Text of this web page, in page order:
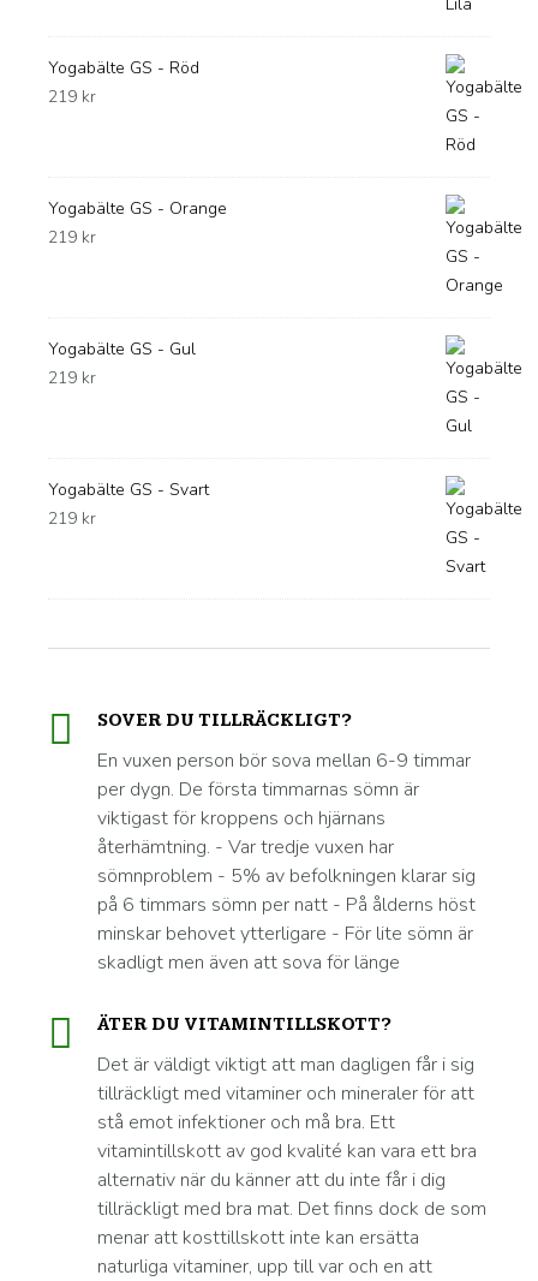
Yogabälte GS - Röd
219 kr
Yogabälte GS - Orange
219 kr
Yogabälte GS - Gul
219 kr
Yogabälte GS - Svart
219 kr
SOVER DU TILLRÄCKLIGT?
En vuxen person bör sova mellan 6-9 timmar
per dygn. De första timmarnas sömn är
viktigast för kroppens och hjärnans
återhämtning. - Var tredje vuxen har
sömnproblem - 5% av befolkningen klarar sig
på 6 timmars sömn per natt - På ålderns höst
minskar behovet ytterligare - För lite sömn är
skadligt men även att sova för länge
ÄTER DU VITAMINTILLSKOTT?
Det är väldigt viktigt att man dagligen får i sig
tillräckligt med vitaminer och mineraler för att
stå emot infektioner och må bra. Ett
vitamintillskott av god kvalité kan vara ett bra
alternativ när du känner att du inte får i dig
tillräckligt med bra mat. Det finns dock de som
menar att kosttillskott inte kan ersätta
naturliga vitaminer, upp till var och en att